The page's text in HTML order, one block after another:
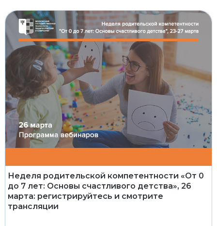
Неделя родительской компетентности «От 0
до 7 лет: Основы счастливого детства», 26
марта: регистрируйтесь и смотрите
трансляции